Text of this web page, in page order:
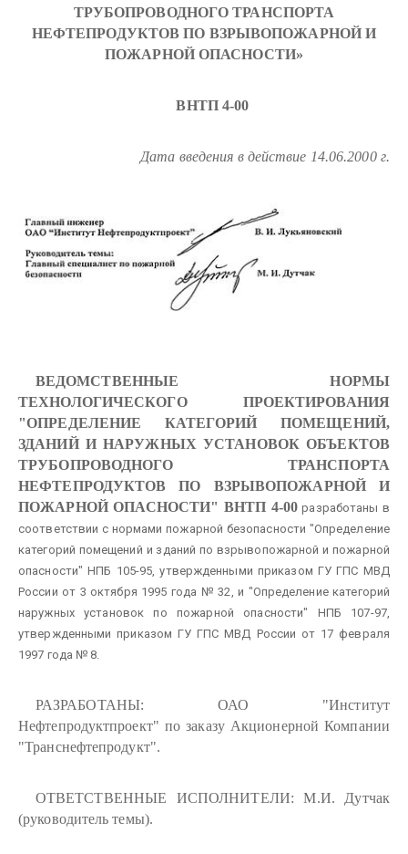
ТРУБОПРОВОДНОГО ТРАНСПОРТА
НЕФТЕПРОДУКТОВ ПО ВЗРЫВОПОЖАРНОЙ И
ПОЖАРНОЙ ОПАСНОСТИ»
ВНТП 4-00
Дата введения в действие 14.06.2000 г.
ВЕДОМСТВЕННЫЕ НОРМЫ
ТЕХНОЛОГИЧЕСКОГО ПРОЕКТИРОВАНИЯ
"ОПРЕДЕЛЕНИЕ КАТЕГОРИЙ ПОМЕЩЕНИЙ,
ЗДАНИЙ И НАРУЖНЫХ УСТАНОВОК ОБЪЕКТОВ
ТРУБОПРОВОДНОГО ТРАНСПОРТА
НЕФТЕПРОДУКТОВ ПО ВЗРЫВОПОЖАРНОЙ И
ПОЖАРНОЙ ОПАСНОСТИ" ВНТП 4-00разработаны в
соответствии с нормами пожарной безопасности "Определение
категорий помещений и зданий по взрывопожарной и пожарной
опасности" НПБ 105-95, утвержденными приказом ГУ ГПС МВД
России от 3 октября 1995 года № 32, и "Определение категорий
наружных установок по пожарной опасности" НПБ 107-97,
утвержденными приказом ГУ ГПС МВД России от 17 февраля
1997 года № 8.
РАЗРАБОТАНЫ: ОАО "Институт
Нефтепродуктпроект" по заказу Акционерной Компании
"Транснефтепродукт".
ОТВЕТСТВЕННЫЕ ИСПОЛНИТЕЛИ: М.И. Дутчак
(руководитель темы).